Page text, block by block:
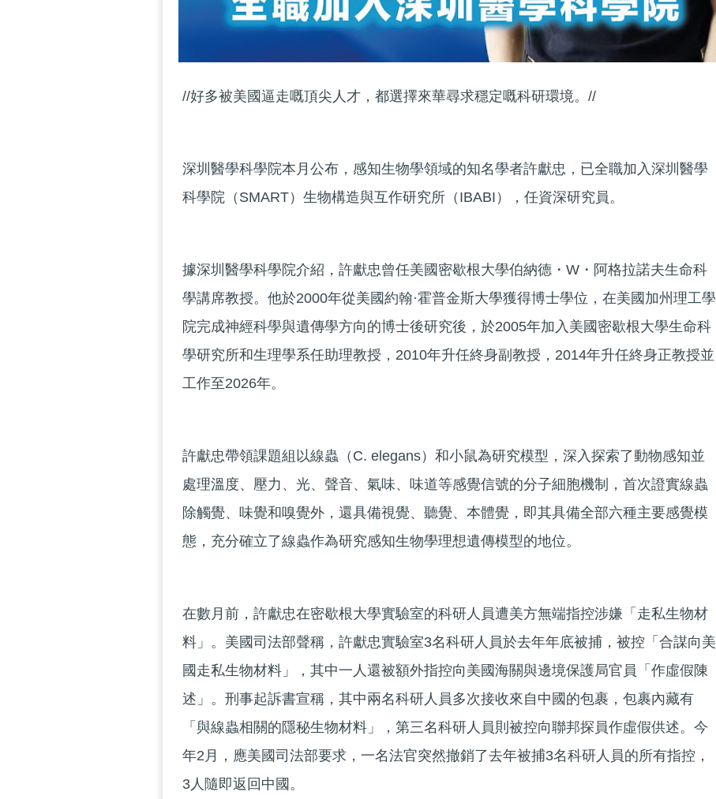
//好多被美國逼走嘅頂尖人才，都選擇來華尋求穩定嘅科研環境。//
深圳醫學科學院本月公布，感知生物學領域的知名學者許獻忠，已全職加入深圳醫學
科學院（SMART）生物構造與互作研究所（IBABI），任資深研究員。
據深圳醫學科學院介紹，許獻忠曾任美國密歇根大學伯納德・W・阿格拉諾夫生命科
學講席教授。他於2000年從美國約翰·霍普金斯大學獲得博士學位，在美國加州理工學
院完成神經科學與遺傳學方向的博士後研究後，於2005年加入美國密歇根大學生命科
學研究所和生理學系任助理教授，2010年升任終身副教授，2014年升任終身正教授並
工作至2026年。
許獻忠帶領課題組以線蟲（C. elegans）和小鼠為研究模型，深入探索了動物感知並
處理溫度、壓力、光、聲音、氣味、味道等感覺信號的分子細胞機制，首次證實線蟲
除觸覺、味覺和嗅覺外，還具備視覺、聽覺、本體覺，即其具備全部六種主要感覺模
態，充分確立了線蟲作為研究感知生物學理想遺傳模型的地位。
在數月前，許獻忠在密歇根大學實驗室的科研人員遭美方無端指控涉嫌「走私生物材
料」。美國司法部聲稱，許獻忠實驗室3名科研人員於去年年底被捕，被控「合謀向美
國走私生物材料」，其中一人還被額外指控向美國海關與邊境保護局官員「作虛假陳
述」。刑事起訴書宣稱，其中兩名科研人員多次接收來自中國的包裹，包裹內藏有
「與線蟲相關的隱秘生物材料」，第三名科研人員則被控向聯邦探員作虛假供述。今
年2月，應美國司法部要求，一名法官突然撤銷了去年被捕3名科研人員的所有指控，
3人隨即返回中國。